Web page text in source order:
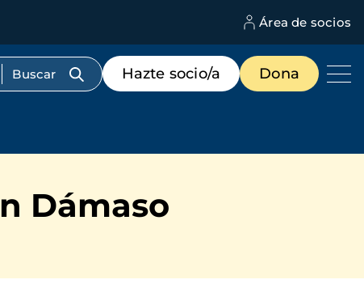
Área de socios
Menú
de
destacados
Hazte socio/a Dona
Dámaso